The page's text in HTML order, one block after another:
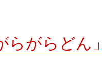
らがらどん